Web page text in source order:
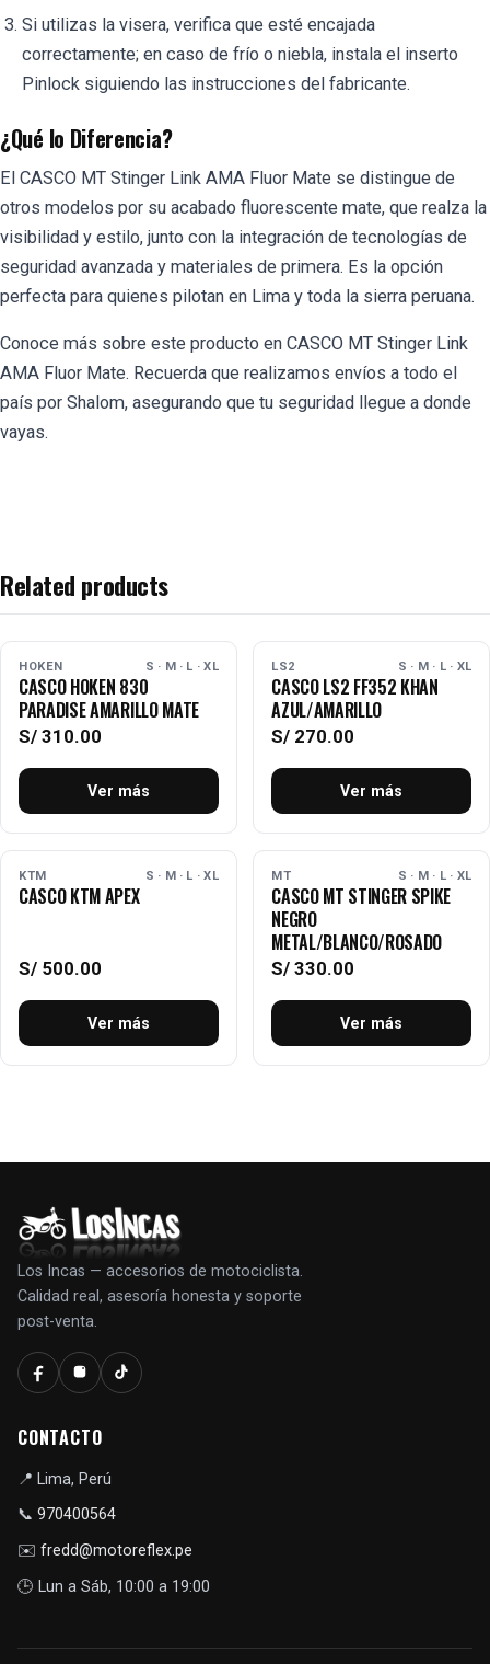
Si utilizas la visera, verifica que esté encajada
correctamente; en caso de frío o niebla, instala el inserto
Pinlock siguiendo las instrucciones del fabricante.
¿Qué lo Diferencia?
El CASCO MT Stinger Link AMA Fluor Mate se distingue de
otros modelos por su acabado fluorescente mate, que realza la
visibilidad y estilo, junto con la integración de tecnologías de
seguridad avanzada y materiales de primera. Es la opción
perfecta para quienes pilotan en Lima y toda la sierra peruana.
Conoce más sobre este producto en CASCO MT Stinger Link
AMA Fluor Mate. Recuerda que realizamos envíos a todo el
país por Shalom, asegurando que tu seguridad llegue a donde
vayas.
Related products
AGOTADO
HOKEN S · M · L · XL
CASCO HOKEN 830
PARADISE AMARILLO MATE
S/ 310.00
Ver más
AGOTADO
LS2 S · M · L · XL
CASCO LS2 FF352 KHAN
AZUL/AMARILLO
S/ 270.00
Ver más
AGOTADO
KTM S · M · L · XL
CASCO KTM APEX
S/ 500.00
Ver más
AGOTADO
MT S · M · L · XL
CASCO MT STINGER SPIKE
NEGRO
METAL/BLANCO/ROSADO
S/ 330.00
Ver más
Los Incas — accesorios de motociclista.
Calidad real, asesoría honesta y soporte
post-venta.
CONTACTO
📍 Lima, Perú
📞 970400564
✉️ fredd@motoreflex.pe
🕒 Lun a Sáb, 10:00 a 19:00